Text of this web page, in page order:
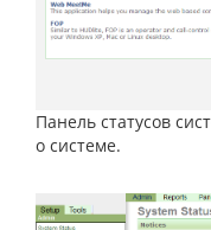
Панель статусов
о системе.